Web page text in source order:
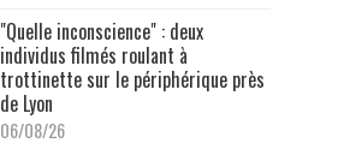
"Quelle inconscience" : deux
individus filmés roulant à
trottinette sur le périphérique près
de Lyon
06/08/26